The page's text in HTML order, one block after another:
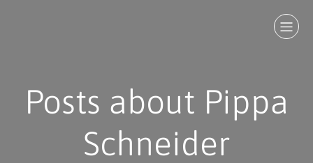
Posts about Pippa
Schneider